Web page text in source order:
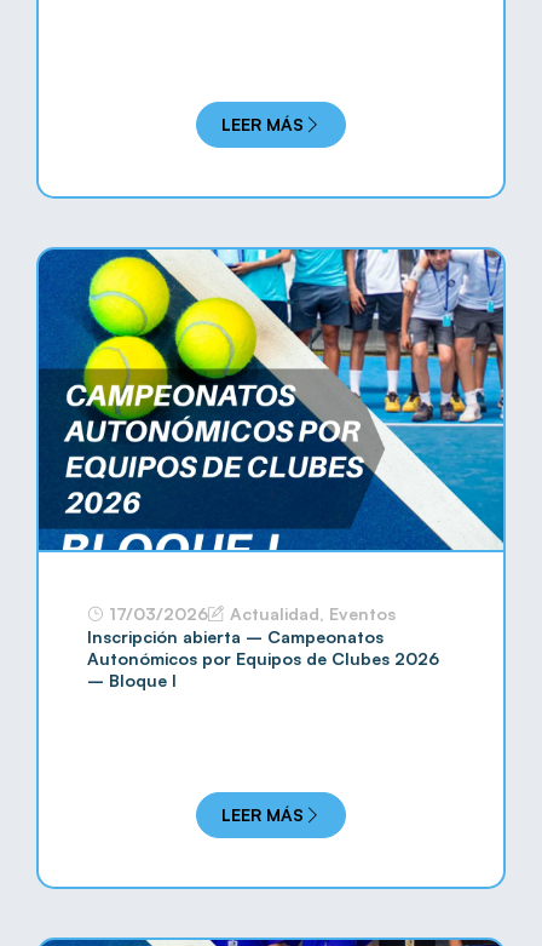
LEER MÁS
17/03/2026 Actualidad, Eventos
Inscripción abierta – Campeonatos
Autonómicos por Equipos de Clubes 2026
– Bloque I
LEER MÁS